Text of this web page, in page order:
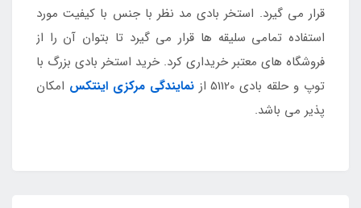
قرار می گیرد. استخر بادی مد نظر با جنس با کیفیت مورد
استفاده تمامی سلیقه ها قرار می گیرد تا بتوان آن را از
فروشگاه های معتبر خریداری کرد. خرید استخر بادی بزرگ با
توپ و حلقه بادی 51120 از
نمایندگی مرکزی اینتکس امکان
پذیر می باشد.